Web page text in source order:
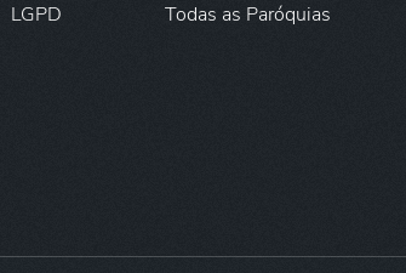
LGPD Todas as Paróquias